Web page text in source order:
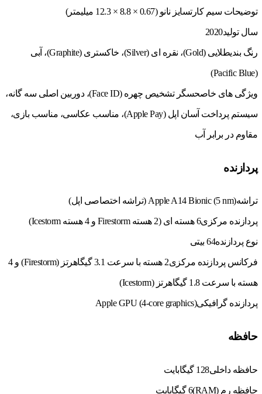
توضیحات سیم کارتسایز نانو (0.67 × 8.8 × 12.3 میلیمتر)
سال تولید2020
رنگ بندی طلایی (Gold)، نقره ای (Silver)، خاکستری (Graphite)، آبی
(Pacific Blue)
ویژگی های خاص حسگر تشخیص چهره (Face ID)، دوربین اصلی سه گانه،
سیستم پرداخت آسان اپل (Apple Pay)، مناسب عکاسی، مناسب بازی،
مقاوم در برابر آب
پردازنده
تراشه(Apple A14 Bionic (5 nm (تراشه اختصاصی اپل)
پردازنده مرکزی6 هسته ای (2 هسته Firestorm و 4 هسته Icestorm)
نوع پردازنده64 بیتی
فرکانس پردازنده مرکزی 2 هسته با سرعت 3.1 گیگاهرتز (Firestorm) و 4
هسته با سرعت 1.8 گیگاهرتز (Icestorm)
پردازنده گرافیکی(Apple GPU (4-core graphics
حافظه
حافظه داخلی128 گیگابایت
حافظه رم (RAM) 6 گیگابایت